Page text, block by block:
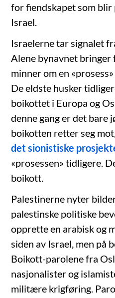
for fiendskapet som
Israel.
Israelerne tar signalet
Alene bynavnet bringer
minner om en
De eldste husker
boikottet i Europa og
denne gang er det bare
boikotten retter seg
det sionistiske
«prosessen» tidligere.
boikott.
Palestinerne nyter
palestinske politiske
opprette en arabisk og
siden av Israel, men på
Boikott-parolene fra
nasjonalister og
militære krigføring.